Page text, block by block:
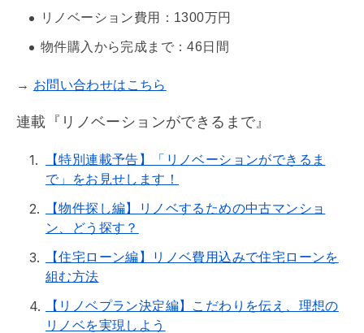
リノベーション費用：1300万円
物件購入から完成まで：46日間
→ お問い合わせはこちら
連載『リノベーションができるまで』
【特別連載予告】「リノベーションができるま
で」をお見せします！
【物件探し編】リノベするための中古マンショ
ン、どう探す？
【住宅ローン編】リノベ費用込みで住宅ローンを
組む方法
【リノベプラン決定編】こだわりを伝え、理想の
リノベを実現しよう